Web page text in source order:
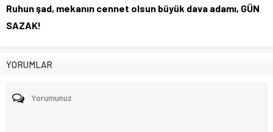
Ruhun şad, mekanın cennet olsun büyük dava adamı, GÜN
SAZAK!
YORUMLAR